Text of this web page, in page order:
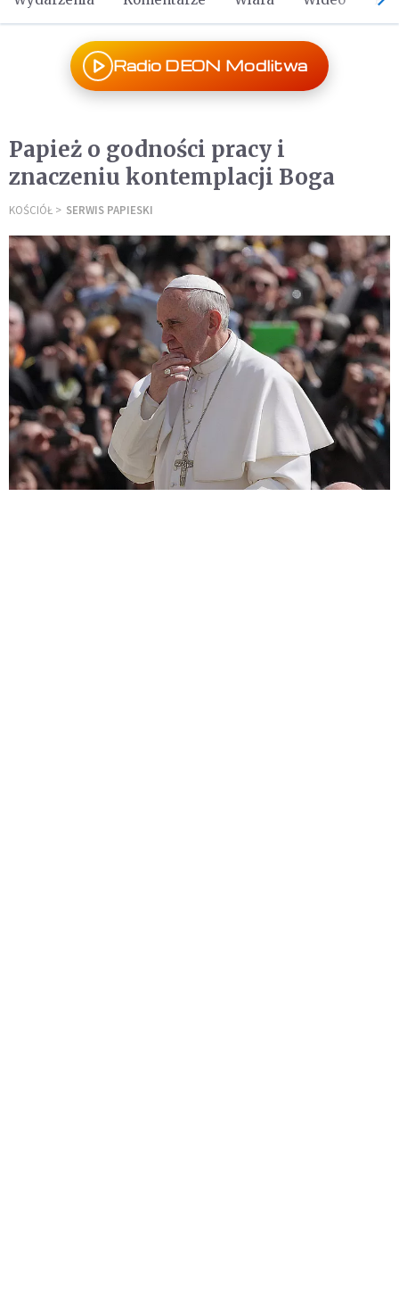
Radio DEON Modlitwa
Papież o godności pracy i
znaczeniu kontemplacji Boga
KOŚCIÓŁ SERWIS PAPIESKI